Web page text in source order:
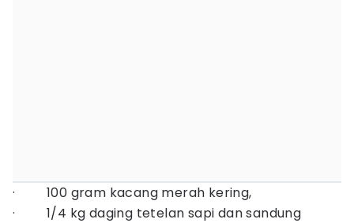
· 100 gram kacang merah kering,
· 1/4 kg daging tetelan sapi dan sandung